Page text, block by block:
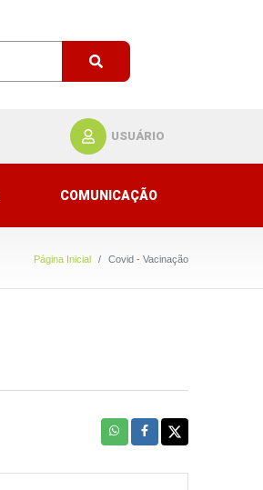
USUÁRIO
COMUNICAÇÃO
Página Inicial Covid - Vacinação